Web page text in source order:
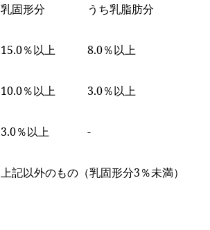
乳固形分 うち乳脂肪分
15.0％以上 8.0％以上
10.0％以上 3.0％以上
3.0％以上 -
上記以外のもの（乳固形分3％未満）